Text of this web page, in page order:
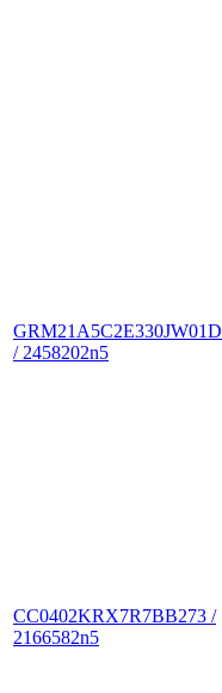
GRM21A5C2E330JW01D
/ 2458202n5
CC0402KRX7R7BB273 /
2166582n5